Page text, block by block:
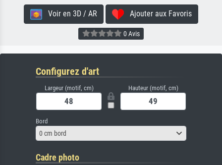
Voir en 3D / AR Ajouter aux Favoris
0 Avis
Configurez d'art
Largeur (motif, cm) Hauteur (motif, cm)
Bord
0 cm bord
Cadre photo